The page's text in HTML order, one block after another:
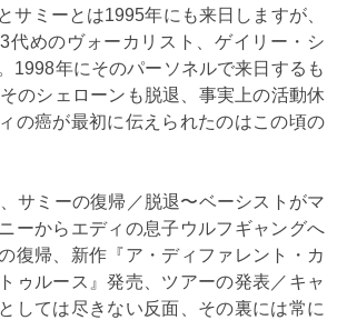
サミーとは1995年にも来日しますが、
代めのヴォーカリスト、ゲイリー・シ
1998年にそのパーソネルで来日するも
のシェローンも脱退、事実上の活動休
の癌が最初に伝えられたのはこの頃の
サミーの復帰／脱退〜ベーシストがマ
ーからエディの息子ウルフギャングへ
復帰、新作『ア・ディファレント・カ
ゥルース』発売、ツアーの発表／キャ
しては尽きない反面、その裏には常に